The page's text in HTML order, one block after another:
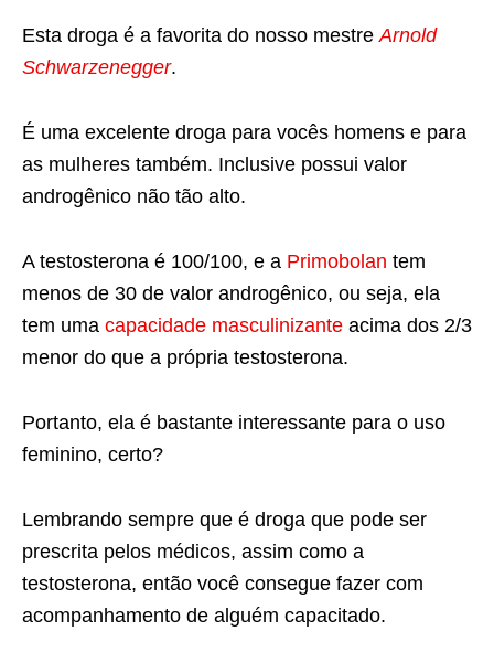
Esta droga é a favorita do nosso mestre Arnold
Schwarzenegger.
É uma excelente droga para vocês homens e para
as mulheres também. Inclusive possui valor
androgênico não tão alto.
A testosterona é 100/100, e a Primobolan tem
menos de 30 de valor androgênico, ou seja, ela
tem uma capacidade masculinizante acima dos 2/3
menor do que a própria testosterona.
Portanto, ela é bastante interessante para o uso
feminino, certo?
Lembrando sempre que é droga que pode ser
prescrita pelos médicos, assim como a
testosterona, então você consegue fazer com
acompanhamento de alguém capacitado.